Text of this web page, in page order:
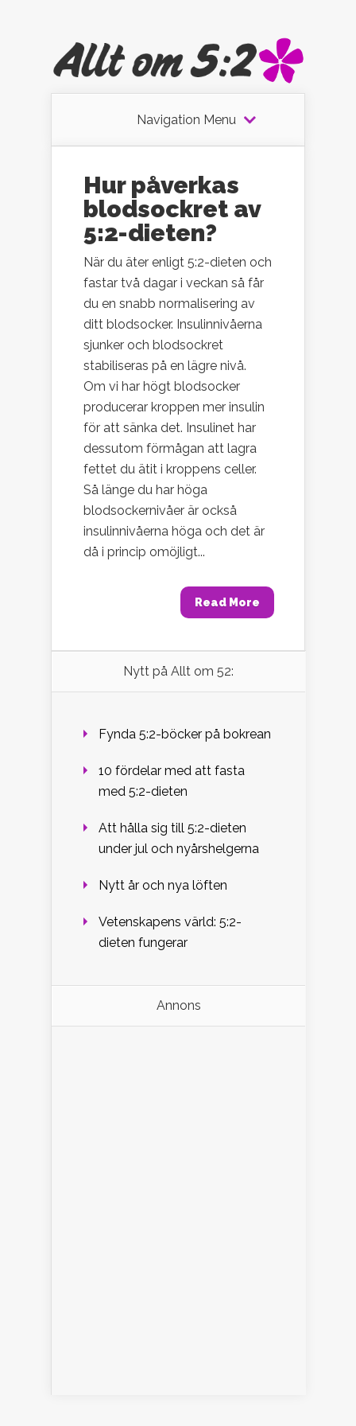
Navigation Menu
Hur påverkas
blodsockret av
5:2-dieten?
När du äter enligt 5:2-dieten och
fastar två dagar i veckan så får
du en snabb normalisering av
ditt blodsocker. Insulinnivåerna
sjunker och blodsockret
stabiliseras på en lägre nivå.
Om vi har högt blodsocker
producerar kroppen mer insulin
för att sänka det. Insulinet har
dessutom förmågan att lagra
fettet du ätit i kroppens celler.
Så länge du har höga
blodsockernivåer är också
insulinnivåerna höga och det är
då i princip omöjligt...
Read More
Nytt på Allt om 52:
Fynda 5:2-böcker på bokrean
10 fördelar med att fasta
med 5:2-dieten
Att hålla sig till 5:2-dieten
under jul och nyårshelgerna
Nytt år och nya löften
Vetenskapens värld: 5:2-
dieten fungerar
Annons